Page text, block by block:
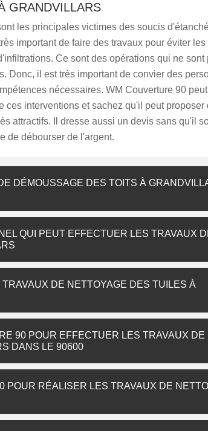
GRANDVILLARS
les principales victimes des soucis
important de faire des travaux pour éviter
Ce sont des opérations qui ne sont
Donc, il est très important de convier des
nécessaires. WM Couverture 90
ces interventions et sachez qu'il peut proposer
attractifs. Il dresse aussi un devis sans qu'il
de débourser de l'argent.
DÉMOUSSAGE DES TOITS À
QUI PEUT EFFECTUER LES TRAVAUX
DE NETTOYAGE DES TUILES À
90 POUR EFFECTUER LES TRAVAUX DE
DANS LE 90600
POUR RÉALISER LES TRAVAUX DE